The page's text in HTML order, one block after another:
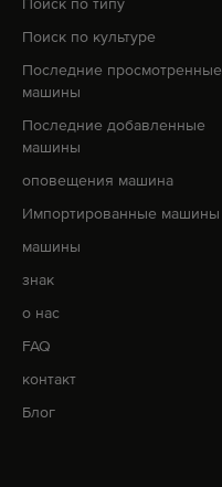
Поиск по типу
Поиск по культуре
Последние просмотренные
машины
Последние добавленные
машины
оповещения машина
Импортированные машины
машины
знак
о нас
FAQ
контакт
Блог